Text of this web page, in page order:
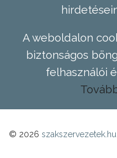
A weboldalon
biztonságos
felhasználói
© 2026 szakszervezetek.hu